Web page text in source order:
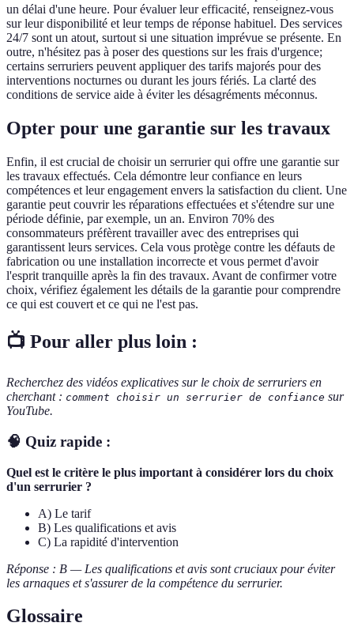
un délai d'une heure. Pour évaluer leur efficacité, renseignez-vous
sur leur disponibilité et leur temps de réponse habituel. Des services
24/7 sont un atout, surtout si une situation imprévue se présente. En
outre, n'hésitez pas à poser des questions sur les frais d'urgence;
certains serruriers peuvent appliquer des tarifs majorés pour des
interventions nocturnes ou durant les jours fériés. La clarté des
conditions de service aide à éviter les désagréments méconnus.
Opter pour une garantie sur les travaux
Enfin, il est crucial de choisir un serrurier qui offre une garantie sur
les travaux effectués. Cela démontre leur confiance en leurs
compétences et leur engagement envers la satisfaction du client. Une
garantie peut couvrir les réparations effectuées et s'étendre sur une
période définie, par exemple, un an. Environ 70% des
consommateurs préfèrent travailler avec des entreprises qui
garantissent leurs services. Cela vous protège contre les défauts de
fabrication ou une installation incorrecte et vous permet d'avoir
l'esprit tranquille après la fin des travaux. Avant de confirmer votre
choix, vérifiez également les détails de la garantie pour comprendre
ce qui est couvert et ce qui ne l'est pas.
📺 Pour aller plus loin :
Recherchez des vidéos explicatives sur le choix de serruriers en
cherchant : comment choisir un serrurier de confiance sur
YouTube.
🧠 Quiz rapide :
Quel est le critère le plus important à considérer lors du choix
d'un serrurier ?
A) Le tarif
B) Les qualifications et avis
C) La rapidité d'intervention
Réponse : B — Les qualifications et avis sont cruciaux pour éviter
les arnaques et s'assurer de la compétence du serrurier.
Glossaire